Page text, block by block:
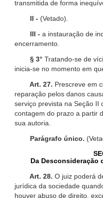
transmitida de forma
II - (Vetado).
III - a instauração de
encerramento.
§ 3° Tratando-se de
inicia-se no momento em
Art. 27. Prescreve em
reparação pelos danos
serviço prevista na Seção II
contagem do prazo a partir
sua autoria.
Parágrafo único.
Da Desconsideração
Art. 28. O juiz poderá
jurídica da sociedade
houver abuso de direito,